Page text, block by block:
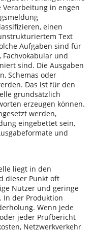
in engen
einen
Text
Aufgaben sind für
Fachvokabular und
sind. Die Ausgaben
Schemas oder
Das ist für den
grundsätzlich
erzeugen können.
werden,
eingebettet sein,
und
liegt in den
dieser Punkt oft
Nutzer und geringe
In der Produktion
Wenn jede
jeder Prüfbericht
Netzwerkverkehr